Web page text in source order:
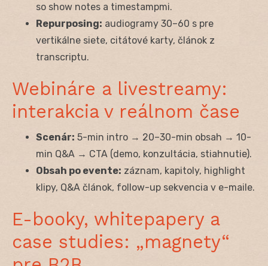
so show notes a timestampmi.
Repurposing: audiogramy 30–60 s pre
vertikálne siete, citátové karty, článok z
transcriptu.
Webináre a livestreamy:
interakcia v reálnom čase
Scenár: 5-min intro → 20–30-min obsah → 10-
min Q&A → CTA (demo, konzultácia, stiahnutie).
Obsah po evente: záznam, kapitoly, highlight
klipy, Q&A článok, follow-up sekvencia v e-maile.
E-booky, whitepapery a
case studies: „magnety“